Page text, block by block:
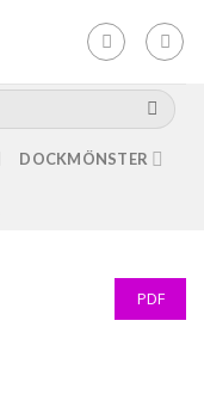
DOCKMÖNSTER
PDF